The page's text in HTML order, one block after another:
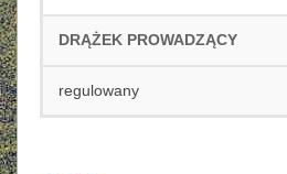
DRĄŻEK PROWADZĄCY
regulowany